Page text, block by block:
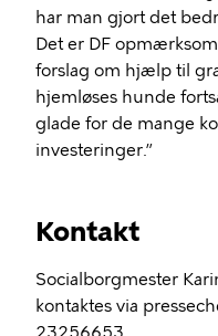
har man gjort det
Det er DF
forslag om hjælp til
hjemløses hunde
glade for de mange
investeringer.”
Kontakt
Socialborgmester
kontaktes via